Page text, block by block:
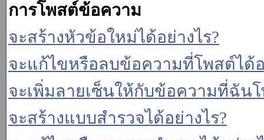
การโพสต์ข้อความ
จะสร้างหัวข้อใหม่ได้อย่างไร?
จะแก้ไขหรือลบข้อความที่โพสต์ได้อ
จะเพิ่มลายเซ็นให้กับข้อความที่ฉันโ
จะสร้างแบบสำรวจได้อย่างไร?